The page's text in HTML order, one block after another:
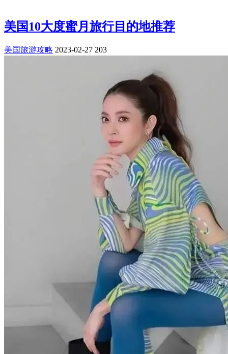
美国10大度蜜月旅行目的地推荐
美国旅游攻略 2023-02-27 203